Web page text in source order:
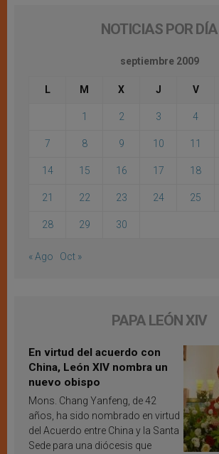
NOTICIAS POR DÍA
septiembre 2009
L M X J V
1 2 3 4
7 8 9 10 11
14 15 16 17 18
21 22 23 24 25
28 29 30
« Ago Oct »
PAPA LEÓN XIV
En virtud del acuerdo con
China, León XIV nombra un
nuevo obispo
Mons. Chang Yanfeng, de 42
años, ha sido nombrado en virtud
del Acuerdo entre China y la Santa
Sede para una diócesis que